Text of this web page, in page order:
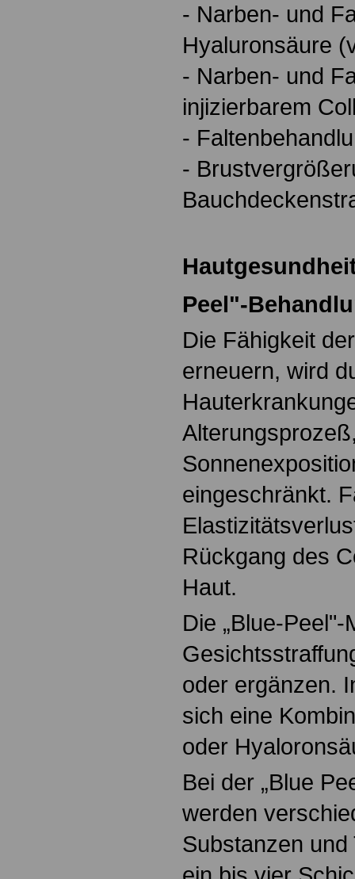
- Narben- und
Hyaluronsäure
- Narben- und
injizierbarem
-
-
Peel"-
Die Fähigkeit
erneuern, wird
eingeschränkt.
Rückgang des
Haut.
Die „Blue-
oder ergänzen.
sich eine
oder
Bei der „Blue
werden
Substanzen